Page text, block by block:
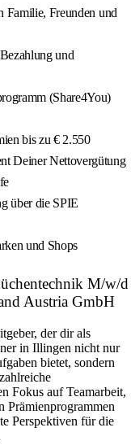
Familie, Freunden und
und
(Share4You)
bis zu € 2.550
Deiner Nettovergütung
über die SPIE
und Shops
M/w/d
Austria GmbH
der dir als
in Illingen nicht nur
bietet, sondern
Fokus auf Teamarbeit,
Prämienprogrammen
Perspektiven für die